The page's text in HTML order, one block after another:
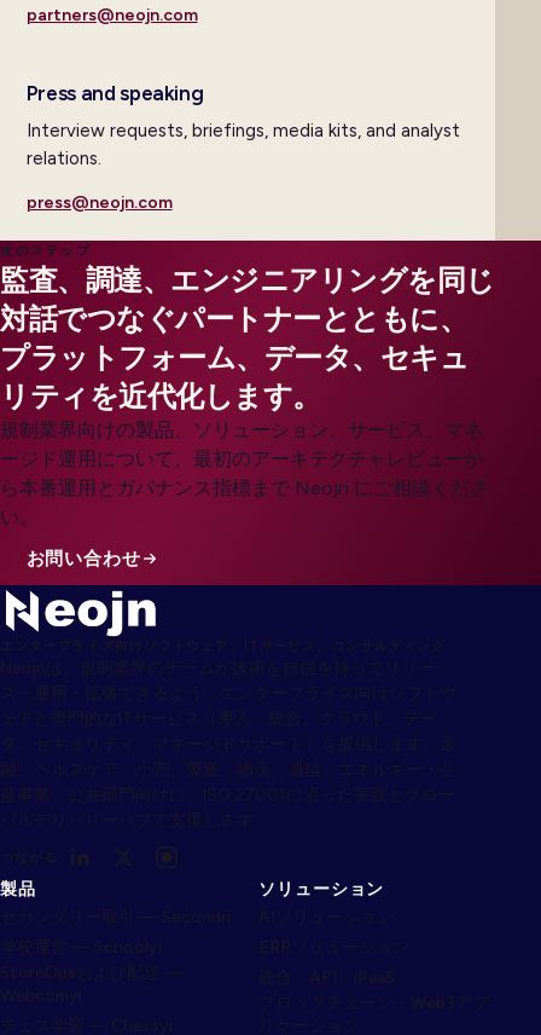
partners@neojn.com
Press and speaking
Interview requests, briefings, media kits, and analyst
relations.
press@neojn.com
次のステップ
監査、調達、エンジニアリングを同じ
対話でつなぐパートナーとともに、
プラットフォーム、データ、セキュ
リティを近代化します。
規制業界向けの製品、ソリューション、サービス、マネ
ージド運用について、最初のアーキテクチャレビューか
ら本番運用とガバナンス指標まで Neojn にご相談くださ
い。
お問い合わせ
製品
ソリューション